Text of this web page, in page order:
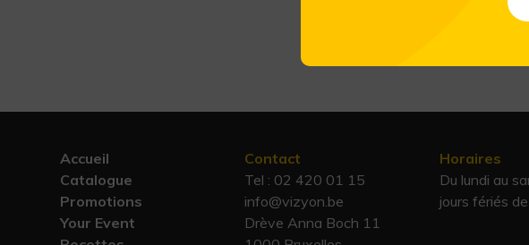
Accueil
Catalogue
Promotions
Your Event
Contact
Tel : 02 420 01 15
info@vizyon.be
Drève Anna Boch 11
Horaires
Du lundi au
jours fériés